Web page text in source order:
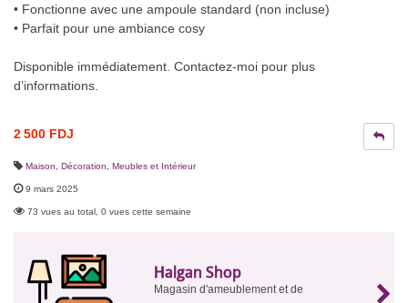
• Fonctionne avec une ampoule standard (non incluse)
• Parfait pour une ambiance cosy
Disponible immédiatement. Contactez-moi pour plus
d’informations.
2 500 FDJ
Maison, Décoration Meubles et Intérieur
9 mars 2025
73 vues au total, 0 vues cette semaine
Halgan Shop
Magasin d'ameublement et de